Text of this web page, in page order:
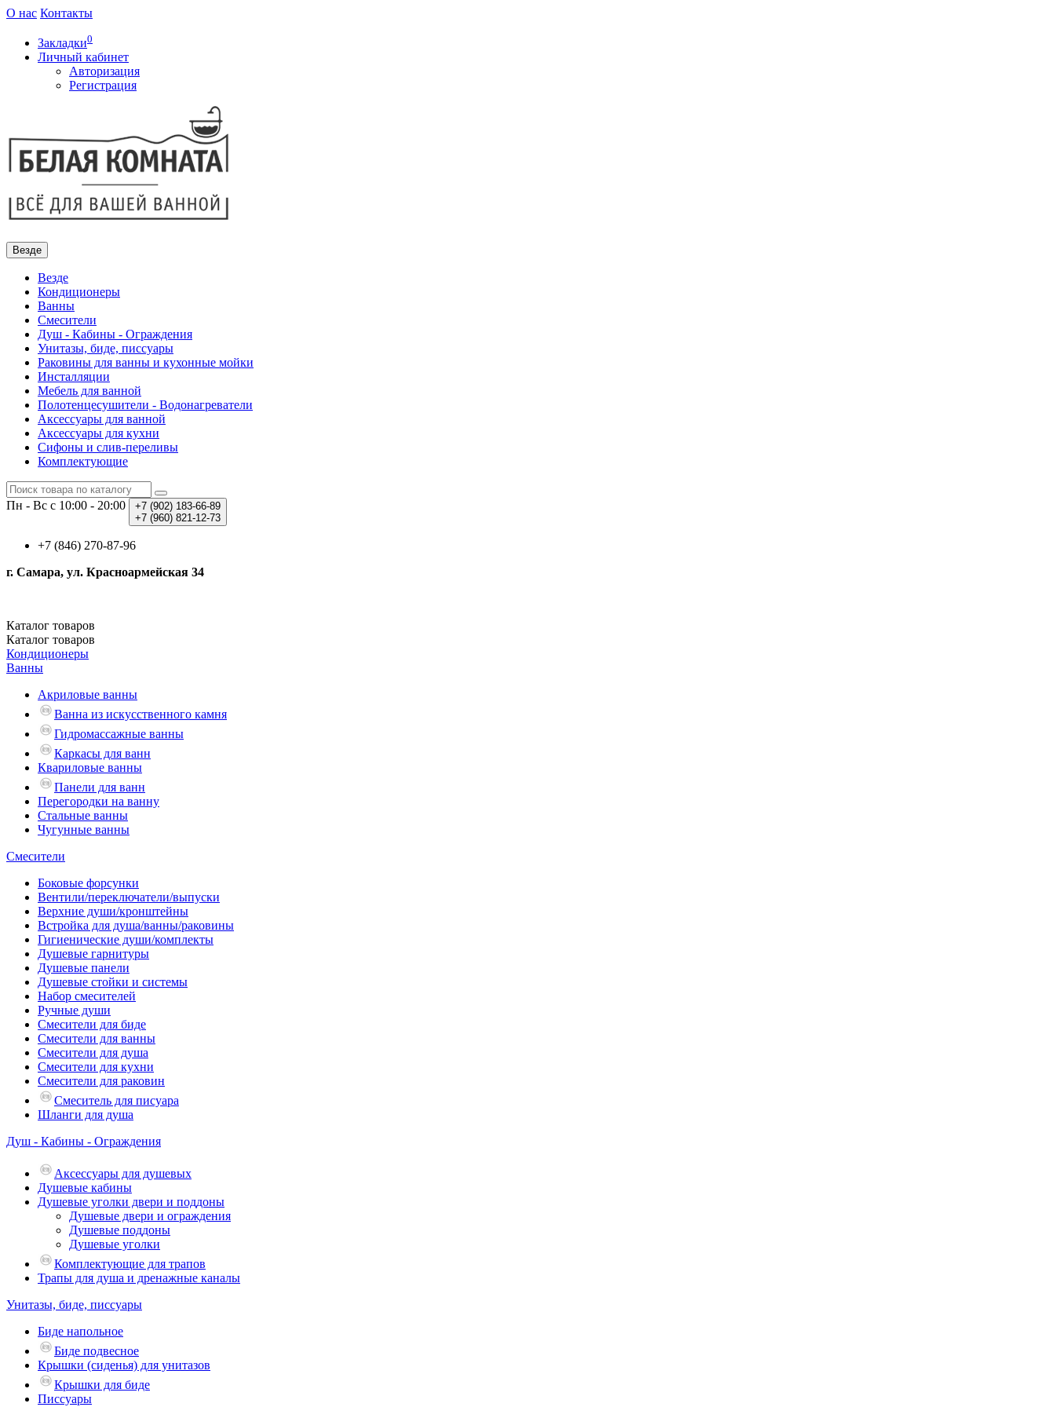
О нас Контакты
Закладки0
Личный кабинет
Авторизация
Регистрация
Везде
Везде
Кондиционеры
Ванны
Смесители
Душ - Кабины - Ограждения
Унитазы, биде, писсуары
Раковины для ванны и кухонные мойки
Инсталляции
Мебель для ванной
Полотенцесушители - Водонагреватели
Аксессуары для ванной
Аксессуары для кухни
Сифоны и слив-переливы
Комплектующие
Пн - Вс с 10:00 - 20:00 +7 (902) 183-66-89
+7 (960) 821-12-73
+7 (846) 270-87-96
г. Самара, ул. Красноармейская 34
Каталог товаров
Каталог товаров
Кондиционеры
Ванны
Акриловые ванны
Ванна из искусственного камня
Гидромассажные ванны
Каркасы для ванн
Квариловые ванны
Панели для ванн
Перегородки на ванну
Стальные ванны
Чугунные ванны
Смесители
Боковые форсунки
Вентили/переключатели/выпуски
Верхние души/кронштейны
Встройка для душа/ванны/раковины
Гигиенические души/комплекты
Душевые гарнитуры
Душевые панели
Душевые стойки и системы
Набор смесителей
Ручные души
Смесители для биде
Смесители для ванны
Смесители для душа
Смесители для кухни
Смесители для раковин
Смеситель для писуара
Шланги для душа
Душ - Кабины - Ограждения
Аксессуары для душевых
Душевые кабины
Душевые уголки двери и поддоны
Душевые двери и ограждения
Душевые поддоны
Душевые уголки
Комплектующие для трапов
Трапы для душа и дренажные каналы
Унитазы, биде, писсуары
Биде напольное
Биде подвесное
Крышки (сиденья) для унитазов
Крышки для биде
Писсуары